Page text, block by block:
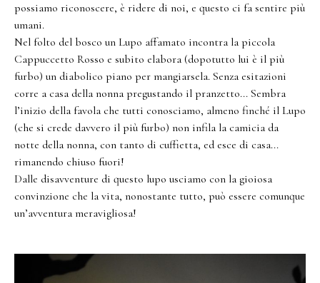
possiamo riconoscere, è ridere di noi, e questo ci fa sentire più
umani.
Nel folto del bosco un Lupo affamato incontra la piccola
Cappuccetto Rosso e subito elabora (dopotutto lui è il più
furbo) un diabolico piano per mangiarsela. Senza esitazioni
corre a casa della nonna pregustando il pranzetto... Sembra
l’inizio della favola che tutti conosciamo, almeno finché il Lupo
(che si crede davvero il più furbo) non infila la camicia da
notte della nonna, con tanto di cuffietta, ed esce di casa...
rimanendo chiuso fuori!
Dalle disavventure di questo lupo usciamo con la gioiosa
convinzione che la vita, nonostante tutto, può essere comunque
un’avventura meravigliosa!